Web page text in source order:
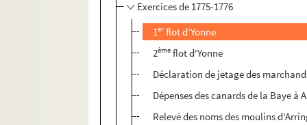
Exercices de 1775-1776
1er flot d'Yonne
2ème flot d'Yonne
Déclaration de jetage des
Dépenses des canards de la Baye à
Relevé des noms des moulins